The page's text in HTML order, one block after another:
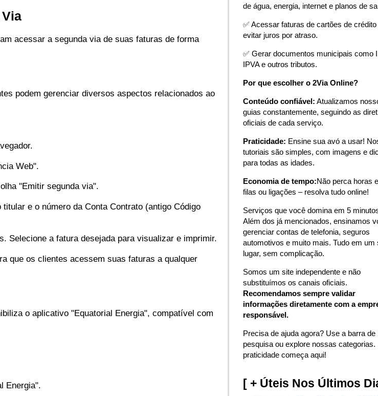
acessar a segunda via de suas faturas de forma
podem gerenciar diversos aspectos relacionados ao
Web".
"Emitir segunda via".
e o número da Conta Contrato (antigo Código
Selecione a fatura desejada para visualizar e imprimir.
que os clientes acessem suas faturas a qualquer
o aplicativo "Equatorial Energia", compatível com
Energia".
de água, energia, internet e planos de
✅ Acessar faturas de cartões de crédito
evitar juros por atraso.
✅ Gerar documentos municipais como
IPVA e outros tributos.
Por que escolher o 2Via Online?
Conteúdo confiável: Atualizamos
guias constantemente, seguindo as
oficiais de cada serviço.
Praticidade: Ensine sua avó a usar!
tutoriais são simples, com imagens e
para todas as idades.
Economia de tempo:Não perca horas
filas ou ligações – resolva tudo online!
Serviços que você domina em 5
Além dos já mencionados, ensinamos
gerenciar contas de telefonia, seguros
automotivos e muito mais. Tudo em um
lugar, sem complicação.
Somos um site independente e não
substituímos os canais oficiais.
Recomendamos sempre validar
informações diretamente com a
responsável.
Precisa de ajuda agora? Use a barra de
pesquisa ou explore nossas categorias.
praticidade começa aqui!
[ + Úteis Nos Últimos